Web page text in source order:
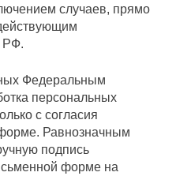
случаев, прямо
РФ.
Федеральным
персональных
с согласия
Равнозначным
подпись
форме на